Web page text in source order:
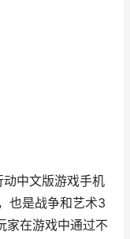
中文版游戏手机
也是战争和艺术3
在游戏中通过不